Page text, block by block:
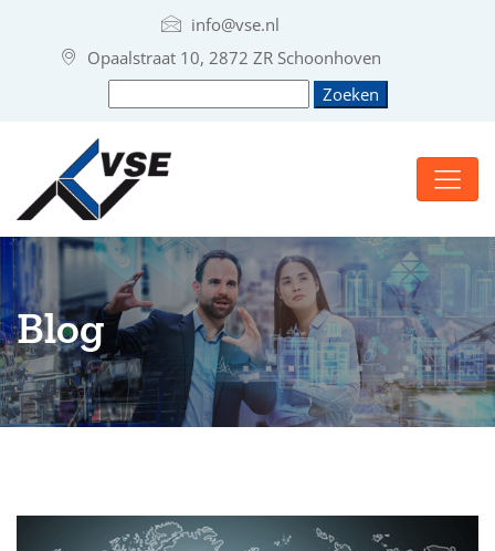
info@vse.nl
Opaalstraat 10, 2872 ZR Schoonhoven
Blog